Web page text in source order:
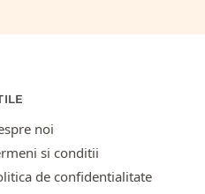
noi
si conditii
de confidentialitate